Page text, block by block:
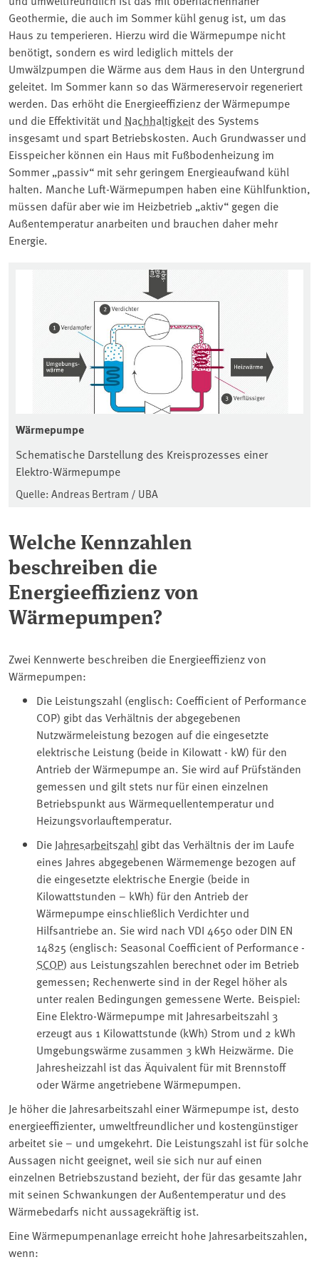
Geothermie, die auch im Sommer kühl genug ist, um das
Haus zu temperieren. Hierzu wird die Wärmepumpe nicht
benötigt, sondern es wird lediglich mittels der
Umwälzpumpen die Wärme aus dem Haus in den Untergrund
geleitet. Im Sommer kann so das Wärmereservoir regeneriert
werden. Das erhöht die Energieeffizienz der Wärmepumpe
und die Effektivität und ⁠ Nachhaltigkeit ⁠ des Systems
insgesamt und spart Betriebskosten. Auch Grundwasser und
Eisspeicher können ein Haus mit Fußbodenheizung im
Sommer „passiv“ mit sehr geringem Energieaufwand kühl
halten. Manche Luft-Wärmepumpen haben eine Kühlfunktion,
müssen dafür aber wie im Heizbetrieb „aktiv“ gegen die
Außentemperatur anarbeiten und brauchen daher mehr
Energie.
Wärmepumpe
Schematische Darstellung des Kreisprozesses einer
Elektro-Wärmepumpe
Quelle: Andreas Bertram / UBA
Welche Kennzahlen
beschreiben die
Energieeffizienz von
Wärmepumpen?
Zwei Kennwerte beschreiben die Energieeffizienz von
Wärmepumpen:
Die Leistungszahl (englisch: Coefficient of Performance
COP) gibt das Verhältnis der abgegebenen
Nutzwärmeleistung bezogen auf die eingesetzte
elektrische Leistung (beide in Kilowatt - kW) für den
Antrieb der Wärmepumpe an. Sie wird auf Prüfständen
gemessen und gilt stets nur für einen einzelnen
Betriebspunkt aus Wärmequellentemperatur und
Heizungsvorlauftemperatur.
Die Jahresarbeitszahl gibt das Verhältnis der im Laufe
eines Jahres abgegebenen Wärmemenge bezogen auf
die eingesetzte elektrische Energie (beide in
Kilowattstunden – kWh) für den Antrieb der
Wärmepumpe einschließlich Verdichter und
Hilfsantriebe an. Sie wird nach VDI 4650 oder DIN EN
14825 (englisch: Seasonal Coefficient of Performance -
SCOP) aus Leistungszahlen berechnet oder im Betrieb
gemessen; Rechenwerte sind in der Regel höher als
unter realen Bedingungen gemessene Werte. Beispiel:
Eine Elektro-Wärmepumpe mit Jahresarbeitszahl 3
erzeugt aus 1 Kilowattstunde (kWh) Strom und 2 kWh
Umgebungswärme zusammen 3 kWh Heizwärme. Die
Jahresheizzahl ist das Äquivalent für mit Brennstoff
oder Wärme angetriebene Wärmepumpen.
Je höher die Jahresarbeitszahl einer Wärmepumpe ist, desto
energieeffizienter, umweltfreundlicher und kostengünstiger
arbeitet sie – und umgekehrt. Die Leistungszahl ist für solche
Aussagen nicht geeignet, weil sie sich nur auf einen
einzelnen Betriebszustand bezieht, der für das gesamte Jahr
mit seinen Schwankungen der Außentemperatur und des
Wärmebedarfs nicht aussagekräftig ist.
Eine Wärmepumpenanlage erreicht hohe Jahresarbeitszahlen,
wenn: